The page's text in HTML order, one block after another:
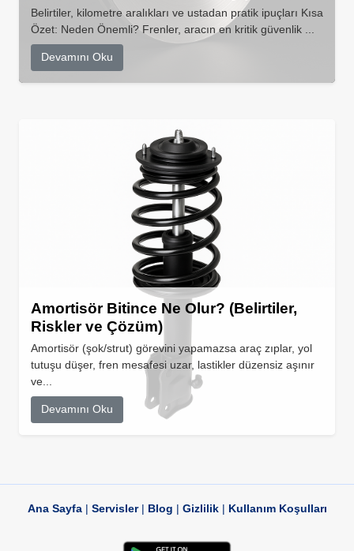
Belirtiler, kilometre aralıkları ve ustadan pratik ipuçları Kısa
Özet: Neden Önemli? Frenler, aracın en kritik güvenlik ...
Devamını Oku
Amortisör Bitince Ne Olur? (Belirtiler,
Riskler ve Çözüm)
Amortisör (şok/strut) görevini yapamazsa araç zıplar, yol
tutuşu düşer, fren mesafesi uzar, lastikler düzensiz aşınır
ve...
Devamını Oku
Ana Sayfa| Servisler| Blog | Gizlilik| Kullanım Koşulları